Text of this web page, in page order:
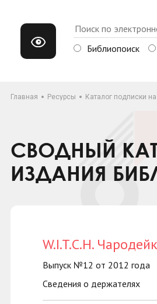
Библиопоиск
Главная Ресурсы Каталог подписки
СВОДНЫЙ
ИЗДАНИЯ
W.I.T.C.H.
Выпуск №12 от 2012 года
Сведения о держателях